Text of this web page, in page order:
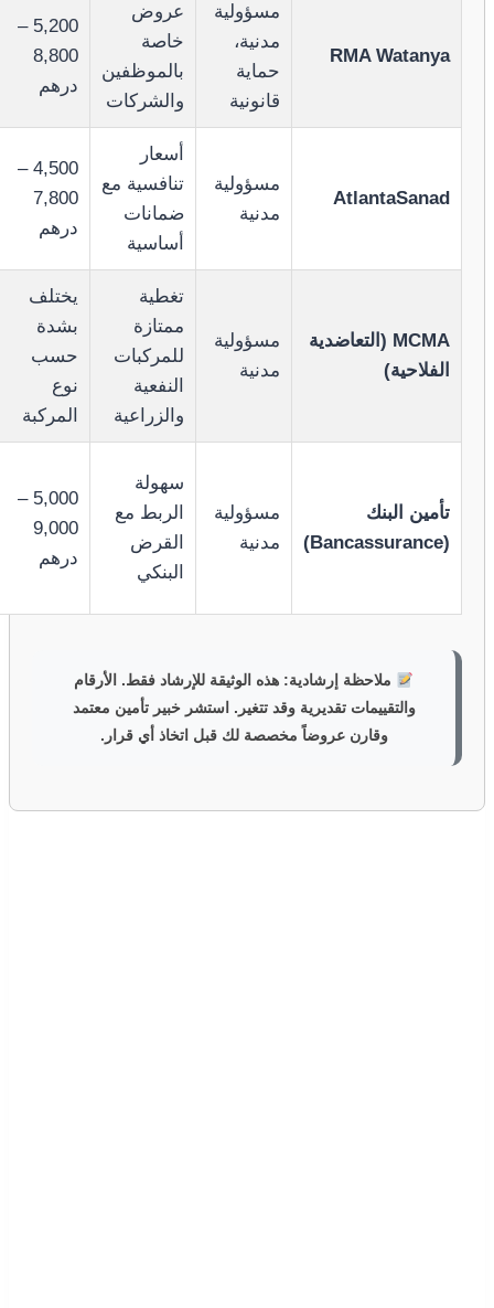
RMA Watanya
مسؤولية
مدنية،
حماية
قانونية
عروض
خاصة
بالموظفين
والشركات
5,200 –
8,800
درهم
AtlantaSanad
مسؤولية
مدنية
أسعار
تنافسية مع
ضمانات
أساسية
4,500 –
7,800
درهم
MCMA (التعاضدية
الفلاحية)
مسؤولية
مدنية
تغطية
ممتازة
للمركبات
النفعية
والزراعية
يختلف
بشدة
حسب
نوع
المركبة
تأمين البنك
(Bancassurance)
مسؤولية
مدنية
سهولة
الربط مع
القرض
البنكي
5,000 –
9,000
درهم
ملاحظة إرشادية: هذه الوثيقة للإرشاد فقط. الأرقام
والتقييمات تقديرية وقد تتغير. استشر خبير تأمين معتمد
وقارن عروضاً مخصصة لك قبل اتخاذ أي قرار.